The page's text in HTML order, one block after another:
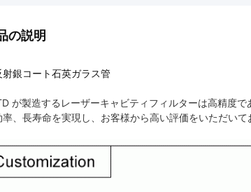
の説明
射銀コート石英ガラス管
が製造するレーザーキャビティフィルターは高精度で
率、長寿命を実現し、お客様から高い評価をいただいて